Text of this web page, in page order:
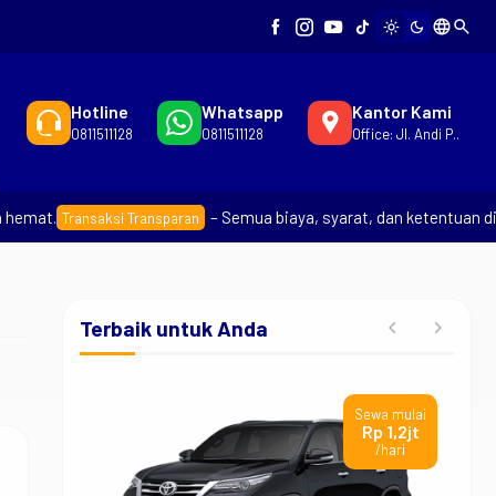
light_mode dark_mode languagesearch
Hotline
0811511128
Whatsapp
0811511128
Kantor Kami
Office: Jl. Andi P..
Transaksi Transparan – Semua biaya, syarat, dan ketentuan
Terbaik untuk Anda
Sewa mulai
Rp 2,5jt
/hari